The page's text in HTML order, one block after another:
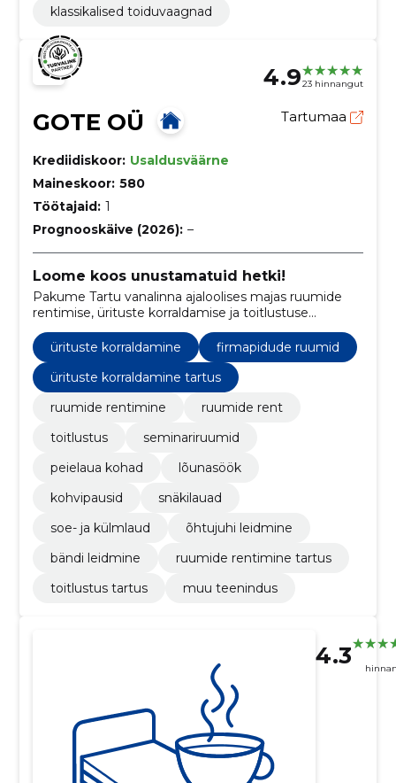
klassikalised toiduvaagnad
4.923 hinnangut
GOTE OÜ Tartumaa
Krediidiskoor: Usaldusväärne
Maineskoor: 580
Töötajaid: 1
Prognooskäive (2026): –
Loome koos unustamatuid hetki!
Pakume Tartu vanalinna ajaloolises majas ruumide
rentimise, ürituste korraldamise ja toitlustuse
mitmekülgseid võimalusi.
ürituste korraldamine
firmapidude ruumid
ürituste korraldamine tartus
ruumide rentimine
ruumide rent
toitlustus
seminariruumid
peielaua kohad
lõunasöök
kohvipausid
snäkilauad
soe- ja külmlaud
õhtujuhi leidmine
bändi leidmine
ruumide rentimine tartus
toitlustus tartus
muu teenindus
4.3